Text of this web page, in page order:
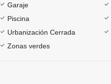
Garaje
Piscina
Urbanización Cerrada
Zonas verdes